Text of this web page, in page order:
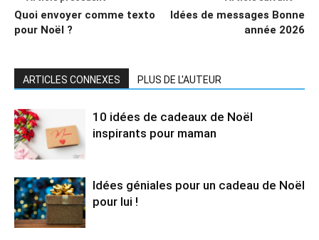
Quoi envoyer comme texto
pour Noël ?
Idées de messages Bonne
année 2026
ARTICLES CONNEXES PLUS DE L'AUTEUR
10 idées de cadeaux de Noël
inspirants pour maman
Idées géniales pour un cadeau de Noël
pour lui !